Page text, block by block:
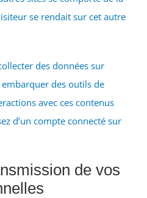
se rendait sur cet autre
des données sur
des outils de
avec ces contenus
d’un compte connecté sur
de vos